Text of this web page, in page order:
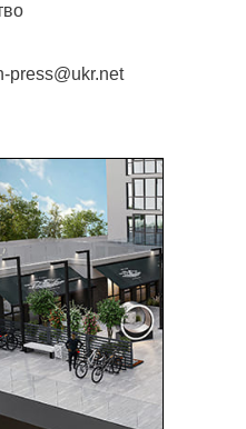
press@ukr.net